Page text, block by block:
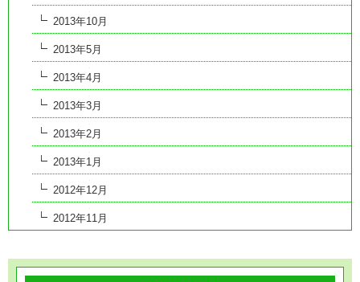
2013年10月
2013年5月
2013年4月
2013年3月
2013年2月
2013年1月
2012年12月
2012年11月